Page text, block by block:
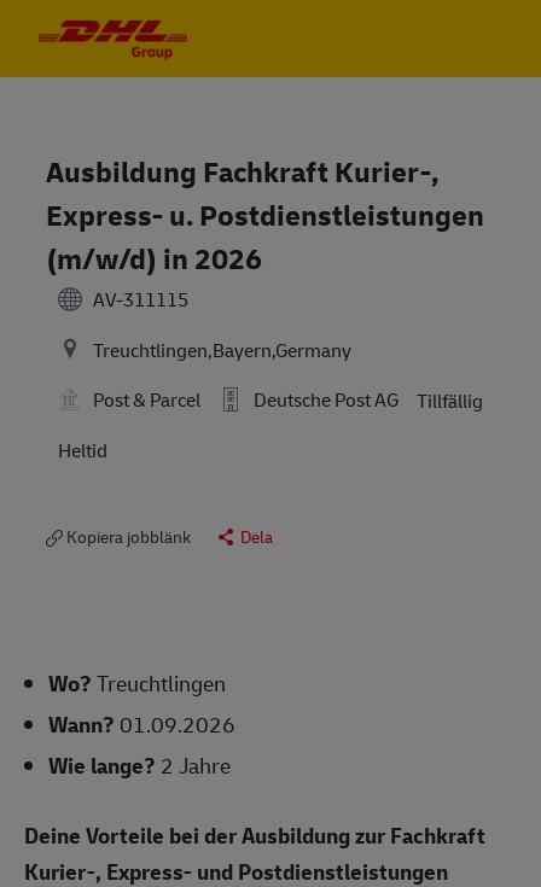
Ausbildung Fachkraft Kurier-,
Express- u. Postdienstleistungen
(m/w/d) in 2026
AV-311115
Treuchtlingen,Bayern,Germany
Post & Parcel
Deutsche Post AG
Tillfällig
Heltid
Kopiera jobblänk Dela
Wo?Treuchtlingen
Wann? 01.09.2026
Wie lange? 2 Jahre
Deine Vorteile bei der Ausbildung zur Fachkraft
Kurier-, Express- und Postdienstleistungen